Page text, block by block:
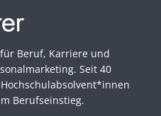
Beruf, Karriere und
Seit 40
Berufseinstieg.